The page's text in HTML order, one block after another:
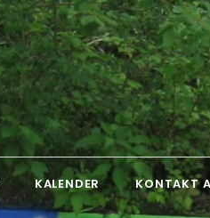
KALENDER KONTAKT